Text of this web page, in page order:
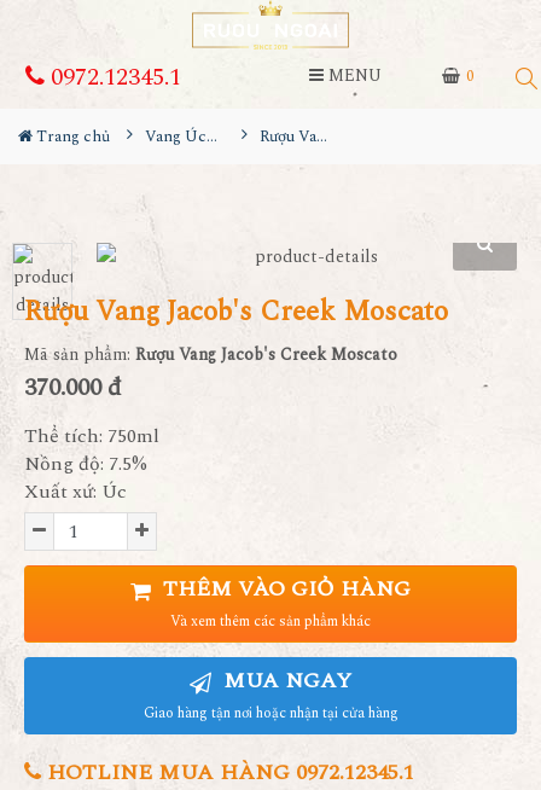
0
0972.12345.1 MENU
Trang chủ Vang Úc - Australia Rượu Vang Jacob's Creek Moscato
Rượu Vang Jacob's Creek Moscato
Mã sản phẩm: Rượu Vang Jacob's Creek Moscato
370.000 đ
Thể tích: 750ml
Nồng độ: 7.5%
Xuất xứ: Úc
THÊM VÀO GIỎ HÀNG
Và xem thêm các sản phẩm khác
MUA NGAY
Giao hàng tận nơi hoặc nhận tại cửa hàng
HOTLINE MUA HÀNG 0972.12345.1